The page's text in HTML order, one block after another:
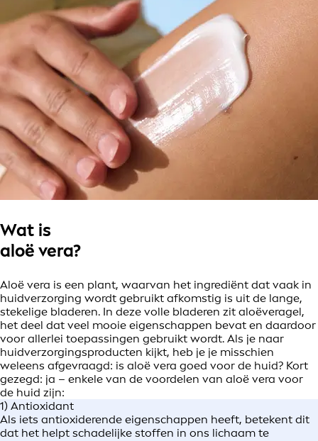
Wat is
aloë vera?
Aloë vera is een plant, waarvan het ingrediënt dat vaak in
huidverzorging wordt gebruikt afkomstig is uit de lange,
stekelige bladeren. In deze volle bladeren zit aloëveragel,
het deel dat veel mooie eigenschappen bevat en daardoor
voor allerlei toepassingen gebruikt wordt. Als je naar
huidverzorgingsproducten kijkt, heb je je misschien
weleens afgevraagd: is aloë vera goed voor de huid? Kort
gezegd: ja – enkele van de voordelen van aloë vera voor
de huid zijn:
1) Antioxidant
Als iets antioxiderende eigenschappen heeft, betekent dit
dat het helpt schadelijke stoffen in ons lichaam te